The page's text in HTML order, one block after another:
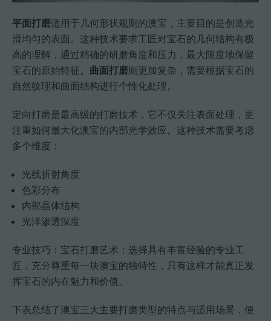
平面打磨适用于几何形状规则的澳宝，主要目的是创造光
滑均匀的表面。这种技术要求工匠对宝石的几何结构有极
高的理解，通过精确的研磨角度和压力，最大限度地保留
宝石的原始特征。 曲面打磨则更加复杂，需要根据宝石的
自然纹理和曲面结构进行个性化处理。
定向打磨是最高级的打磨技术，它不仅关注表面处理，更
注重如何最大化澳宝的内部光学效应。这种技术需要考虑
多个维度：
光线折射角度
色彩分布
内部晶体结构
光泽渗透深度
专业技巧：宝石打磨艺术：选择具有丰富经验的专业工
匠，充分尊重每一块澳宝的独特性，只有这样才能真正发
挥宝石的内在魅力和价值。
下表总结了澳宝三大主要打磨类型的特点与适用场景，便